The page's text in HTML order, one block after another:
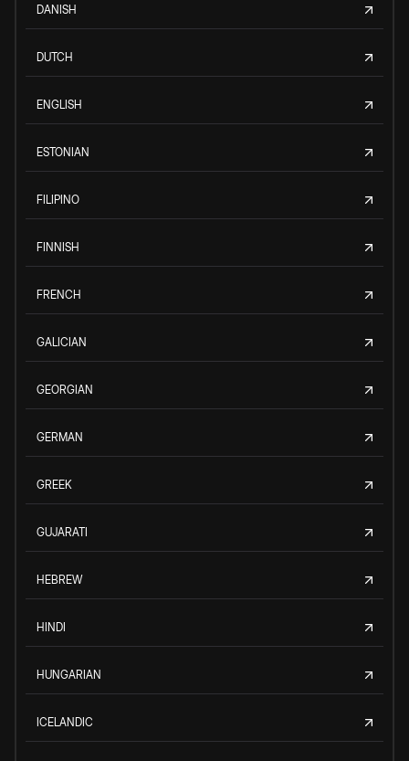
DANISH
DUTCH
ENGLISH
ESTONIAN
FILIPINO
FINNISH
FRENCH
GALICIAN
GEORGIAN
GERMAN
GREEK
GUJARATI
HEBREW
HINDI
HUNGARIAN
ICELANDIC